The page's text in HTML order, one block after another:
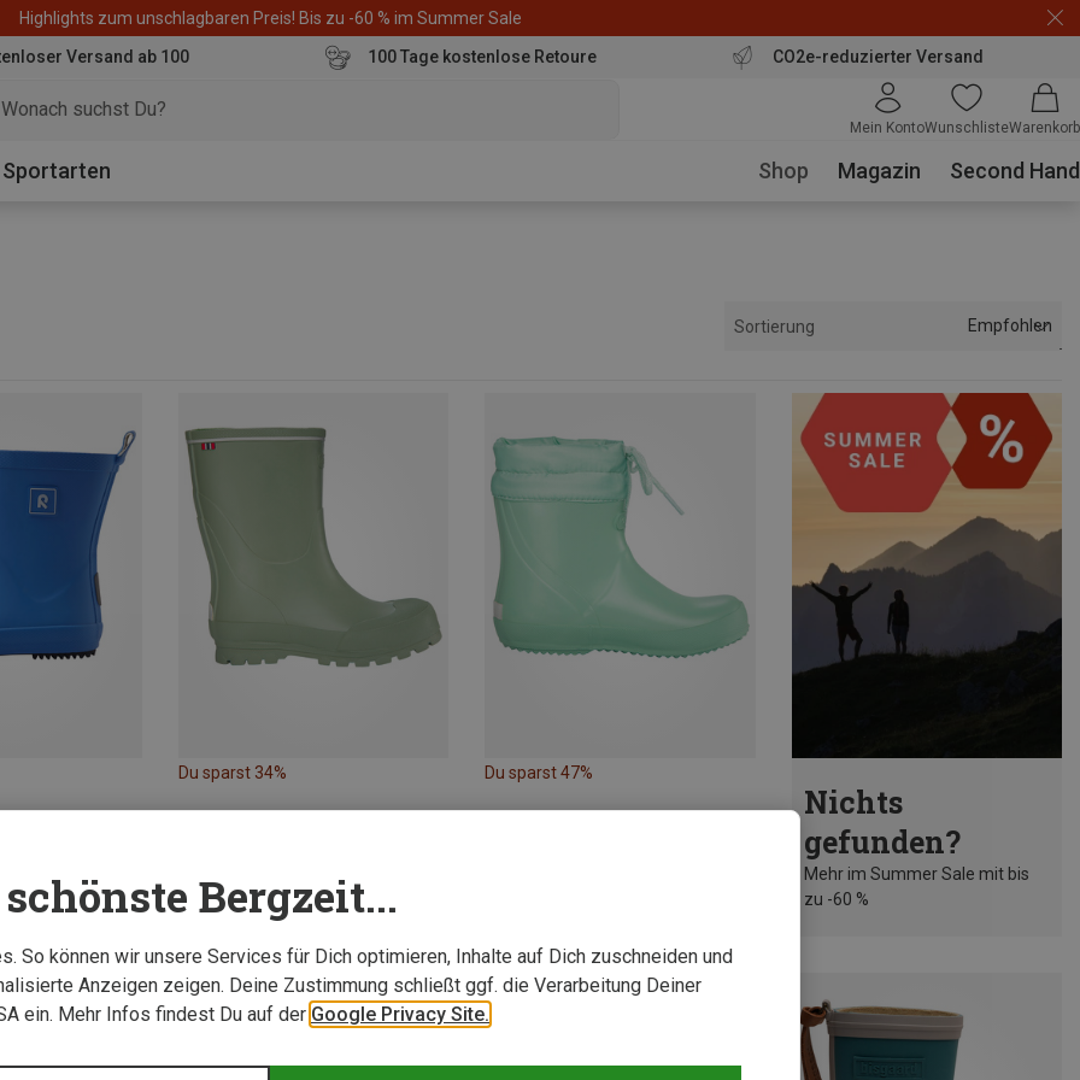
Highlights zum unschlagbaren Preis! Bis zu -60 % im Summer Sale
Versand ab 100
100 Tage kostenlose Retoure CO2e-reduzierter Versand
Mein KontoWunschlisteWarenkorb
Sportarten Shop Magazin Second Hand
Sortierung Empfohlen
Du sparst 34% Du sparst 47%
Nichts
gefunden?
Mehr im Summer Sale mit bis
zu -60 %
Bergzeit...
So können wir unsere Services für Dich optimieren, Inhalte auf Dich zuschneiden und
Anzeigen zeigen. Deine Zustimmung schließt ggf. die Verarbeitung Deiner
ein. Mehr Infos findest Du auf der Google Privacy Site.